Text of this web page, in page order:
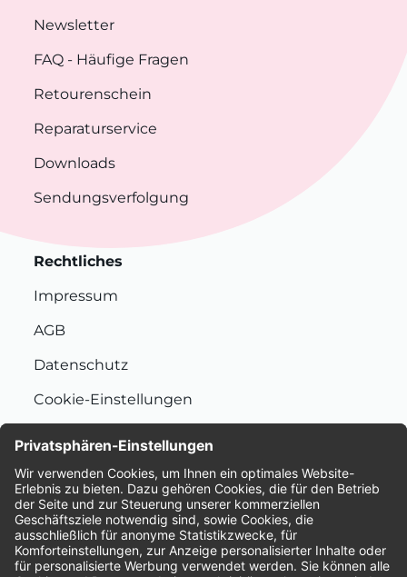
Newsletter
FAQ - Häufige Fragen
Retourenschein
Reparaturservice
Downloads
Sendungsverfolgung
Rechtliches
Impressum
AGB
Datenschutz
Cookie-Einstellungen
Bewertungen